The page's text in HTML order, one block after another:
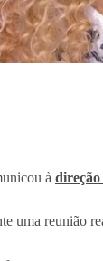
à
uma reunião